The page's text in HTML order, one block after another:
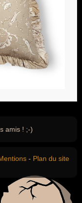
amis ! ;-)
- Plan du site